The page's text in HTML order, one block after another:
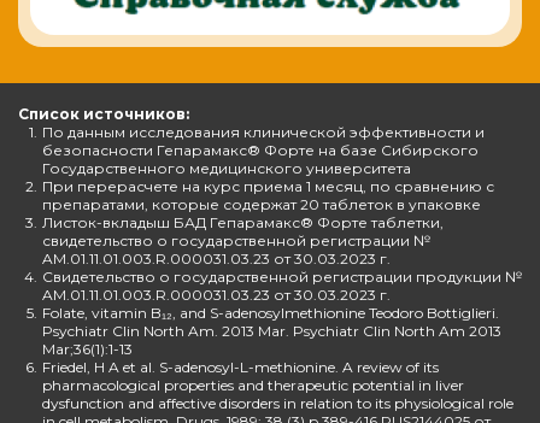
Список источников:
1. По данным исследования клинической эффективности и
безопасности Гепарамакс® Форте на базе Сибирского
Государственного медицинского университета
2. При перерасчете на курс приема 1 месяц, по сравнению с
препаратами, которые содержат 20 таблеток в упаковке
3. Листок-вкладыш БАД Гепарамакс® Форте таблетки,
свидетельство о государственной регистрации №
AM.01.11.01.003.R.000031.03.23 от 30.03.2023 г.
4. Свидетельство о государственной регистрации продукции №
AM.01.11.01.003.R.000031.03.23 от 30.03.2023 г.
5. Folate, vitamin B₁₂, and S-adenosylmethionine Teodoro Bottiglieri.
Psychiatr Clin North Am. 2013 Mar. Psychiatr Clin North Am 2013
Mar;36(1):1-13
6. Friedel, H A et al. S-adenosyl-L-methionine. A review of its
pharmacological properties and therapeutic potential in liver
dysfunction and affective disorders in relation to its physiological role